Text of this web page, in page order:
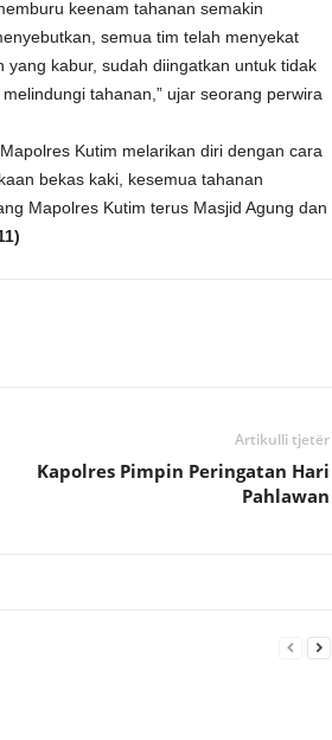
keenam tahanan semakin
semua tim telah menyekat
kabur, sudah diingatkan untuk tidak
tahanan,” ujar seorang perwira
Kutim melarikan diri dengan cara
bekas kaki, kesemua tahanan
Mapolres Kutim terus Masjid Agung dan
Artikulli tjetër
Kapolres Pimpin Peringatan Hari
Pahlawan